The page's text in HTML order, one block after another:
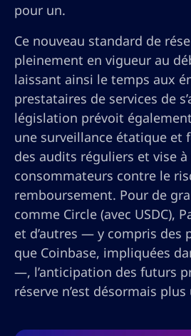
pour un.
Ce nouveau standard de
pleinement en vigueur au
laissant ainsi le temps aux
prestataires de services de
législation prévoit
une surveillance étatique et
des audits réguliers et vise
consommateurs contre le
remboursement. Pour de
comme Circle (avec USDC),
et d’autres — y compris des
que Coinbase, impliquées
—, l’anticipation des futurs
réserve n’est désormais